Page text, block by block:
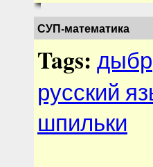
СУП-математика
Tags: дыбр
русский
шпильки